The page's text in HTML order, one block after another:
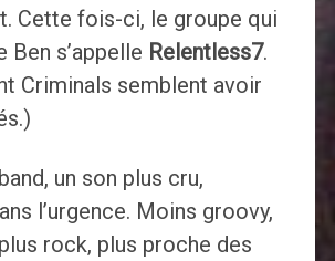
Cette fois-ci, le groupe qui
Ben s’appelle Relentless7.
Criminals semblent avoir
un son plus cru,
l’urgence. Moins groovy,
rock, plus proche des